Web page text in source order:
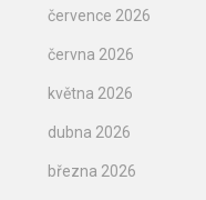
července 2026
června 2026
května 2026
dubna 2026
března 2026